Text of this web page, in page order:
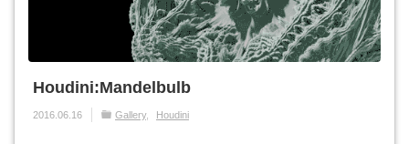
Houdini:Mandelbulb
2016.06.16 Gallery Houdini